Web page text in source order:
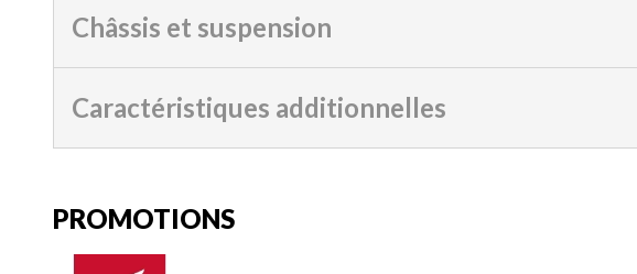
Châssis et suspension
Caractéristiques additionnelles
PROMOTIONS